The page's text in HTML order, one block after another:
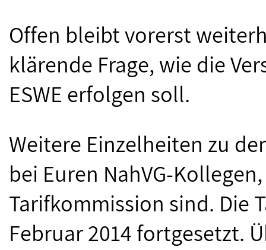
Offen bleibt vorerst
klärende Frage, wie die
ESWE erfolgen soll.
Weitere Einzelheiten zu
bei Euren NahVG-
Tarifkommission sind. Die
Februar 2014 fortgesetzt.